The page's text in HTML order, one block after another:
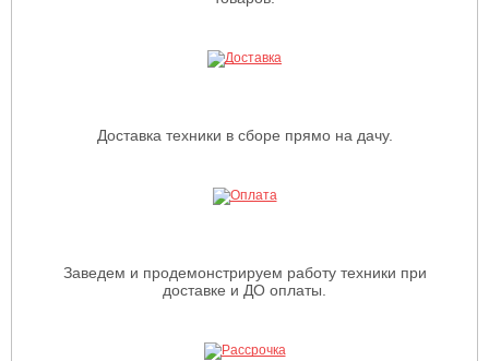
Доставка техники в сборе прямо на дачу.
Заведем и продемонстрируем работу техники при
доставке и ДО оплаты.